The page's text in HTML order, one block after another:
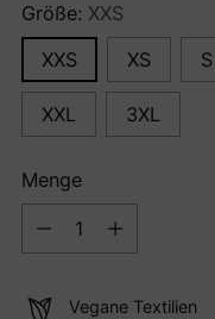
Größe: XXS
XXS
XS S
XXL 3XL
Menge
Menge
Vegane Textilien